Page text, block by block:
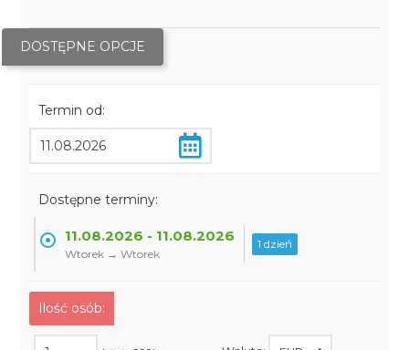
DOSTĘPNE OPCJE
Termin od:
Dostępne terminy:
11.08.2026 - 11.08.2026
Wtorek → Wtorek
1 dzień
Ilość osób: